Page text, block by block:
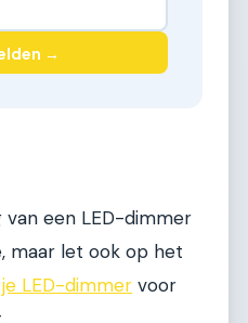
→
van een LED-dimmer
maar let ook op het
LED-dimmer voor